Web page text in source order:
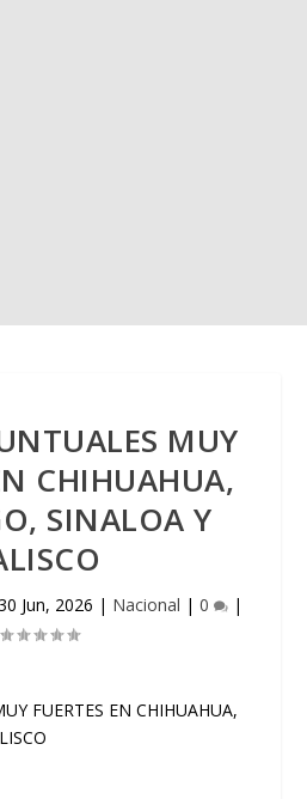
MUY
CHIHUAHUA,
SINALOA Y
Jun, 2026 | Nacional | 0 |